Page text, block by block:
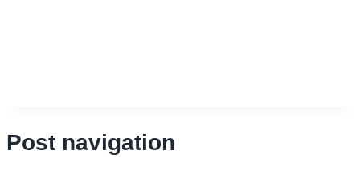
Post navigation